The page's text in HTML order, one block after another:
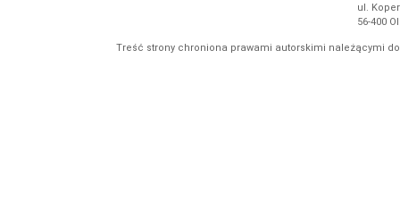
ul.
56-400
Treść strony chroniona prawami autorskimi należącymi